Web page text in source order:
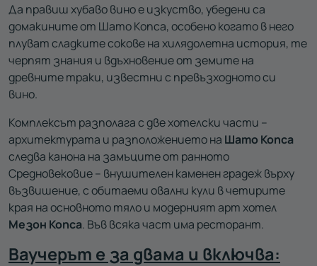
Да правиш хубаво вино е изкуство, убедени са
домакините от Шато Копса, особено когато в него
плуват сладките сокове на хилядолетна история, те
черпят знания и вдъхновение от земите на
древните траки, известни с превъзходното си
вино.
Комплексът разполага с две хотелски части –
архитектурата и разположението на Шато Копса
следва канона на замъците от ранното
Средновековие – внушителен каменен градеж върху
възвишение, с обитаеми овални кули в четирите
края на основното тяло и модерният арт хотел
Мезон Копса. Във всяка част има ресторант.
Ваучерът е за двама и включва: